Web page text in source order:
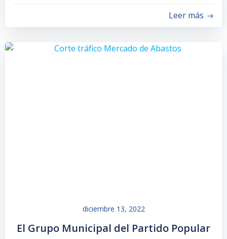
Leer más
diciembre 13, 2022
El Grupo Municipal del Partido Popular